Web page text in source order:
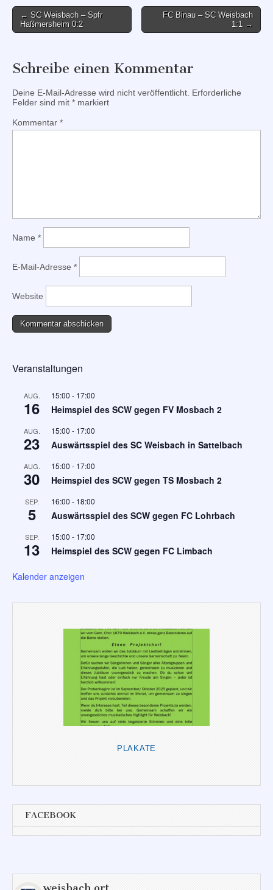
Post
navigation
← SC Weisbach – Spfr
Haßmersheim 0:2
FC Binau – SC Weisbach
1:1 →
Schreibe einen Kommentar
Deine E-Mail-Adresse wird nicht veröffentlicht. Erforderliche
Felder sind mit * markiert
Kommentar *
Name *
E-Mail-Adresse *
Website
Veranstaltungen
AUG.
16
15:00 - 17:00
Heimspiel des SCW gegen FV Mosbach 2
AUG.
23
15:00 - 17:00
Auswärtsspiel des SC Weisbach in Sattelbach
AUG.
30
15:00 - 17:00
Heimspiel des SCW gegen TS Mosbach 2
SEP.
5
16:00 - 18:00
Auswärtsspiel des SCW gegen FC Lohrbach
SEP.
13
15:00 - 17:00
Heimspiel des SCW gegen FC Limbach
Kalender anzeigen
PLAKATE
FACEBOOK
weisbach.ort